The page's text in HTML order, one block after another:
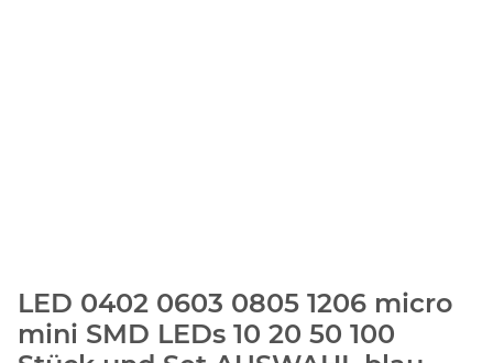
LED 0402 0603 0805 1206 micro
mini SMD LEDs 10 20 50 100